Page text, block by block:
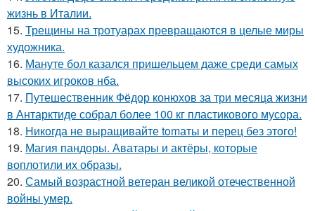
жизнь в Италии.
15. Трещины на тротуарах превращаются в целые миры
художника.
16. Мануте бол казался пришельцем даже среди самых
высоких игроков нба.
17. Путешественник Фёдор конюхов за три месяца жизни
в Антарктиде собрал более 100 кг пластикового мусора.
18. Hикогда не выращивайте tomаты и перец без этого!
19. Магия пандоры. Аватары и актёры, которые
воплотили их образы.
20. Самый возрастной ветеран великой отечественной
войны умер.